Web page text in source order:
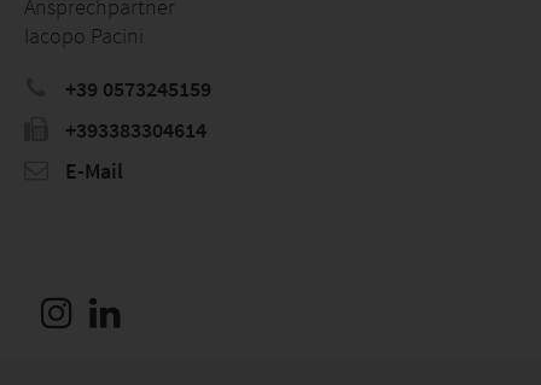
Ansprechpartner
Iacopo Pacini
+39 0573245159
+393383304614
E-Mail